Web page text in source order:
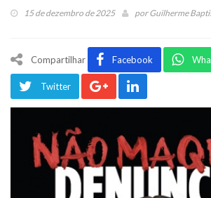
15 de dezembro de 2025 porGuilherme
Compartilhar Facebook
Twitter